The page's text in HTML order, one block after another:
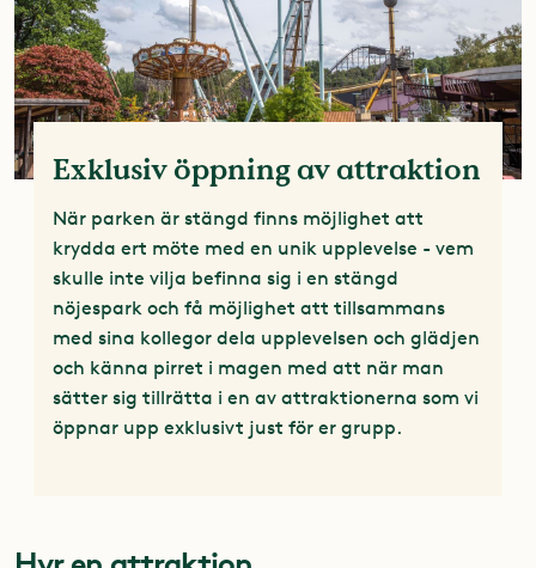
Exklusiv öppning av attraktion
När parken är stängd finns möjlighet att
krydda ert möte med en unik upplevelse - vem
skulle inte vilja befinna sig i en stängd
nöjespark och få möjlighet att tillsammans
med sina kollegor dela upplevelsen och glädjen
och känna pirret i magen med att när man
sätter sig tillrätta i en av attraktionerna som vi
öppnar upp exklusivt just för er grupp.